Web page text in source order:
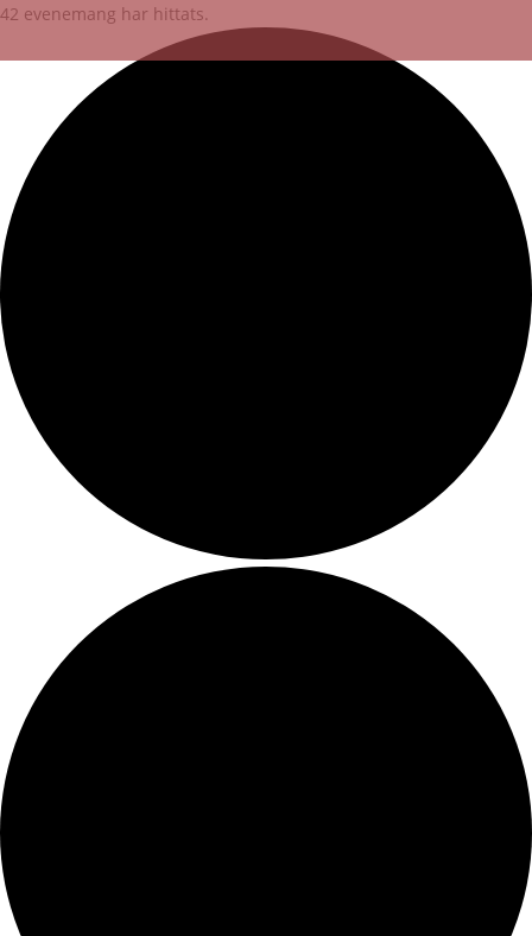
42 evenemang har hittats.